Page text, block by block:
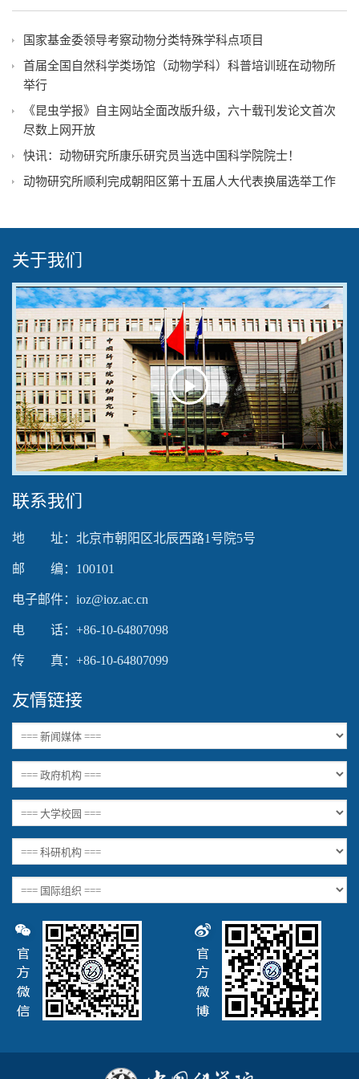
国家基金委领导考察动物分类特殊学科点项目
首届全国自然科学类场馆（动物学科）科普培训班在动物所
举行
《昆虫学报》自主网站全面改版升级，六十载刊发论文首次
尽数上网开放
快讯：动物研究所康乐研究员当选中国科学院院士！
动物研究所顺利完成朝阳区第十五届人大代表换届选举工作
关于我们
Play
Video
联系我们
地 址：北京市朝阳区北辰西路1号院5号
邮 编：100101
电子邮件：ioz@ioz.ac.cn
电 话：+86-10-64807098
传 真：+86-10-64807099
友情链接